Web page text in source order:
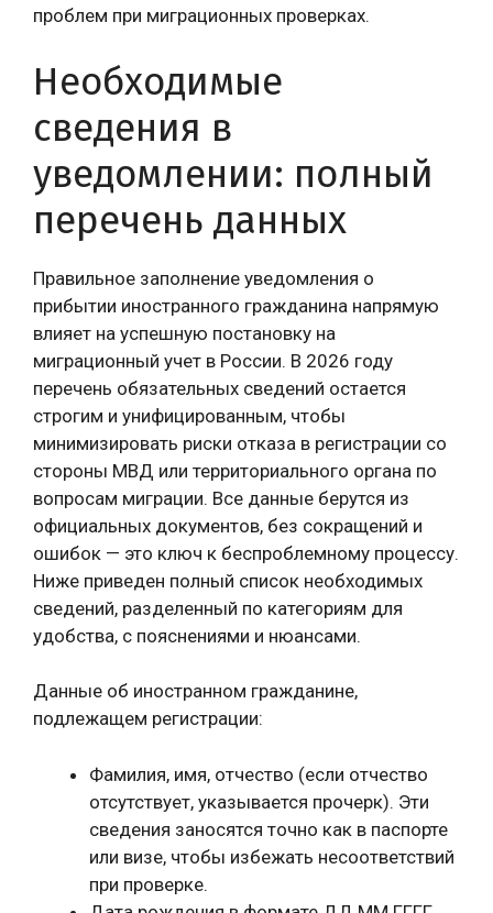
проблем при миграционных проверках.
Необходимые
сведения в
уведомлении: полный
перечень данных
Правильное заполнение уведомления о
прибытии иностранного гражданина напрямую
влияет на успешную постановку на
миграционный учет в России. В 2026 году
перечень обязательных сведений остается
строгим и унифицированным, чтобы
минимизировать риски отказа в регистрации со
стороны МВД или территориального органа по
вопросам миграции. Все данные берутся из
официальных документов, без сокращений и
ошибок — это ключ к беспроблемному процессу.
Ниже приведен полный список необходимых
сведений, разделенный по категориям для
удобства, с пояснениями и нюансами.
Данные об иностранном гражданине,
подлежащем регистрации:
Фамилия, имя, отчество (если отчество
отсутствует, указывается прочерк). Эти
сведения заносятся точно как в паспорте
или визе, чтобы избежать несоответствий
при проверке.